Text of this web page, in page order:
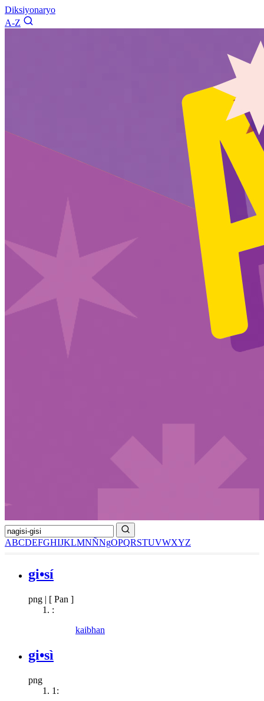
Diksiyonaryo
A-Z
ABCDEFGHIJKLMNÑNgOPQRSTUVWXYZ
gi•sí
png | [ Pan ]
:
kaibhan
gi•sì
png
1: